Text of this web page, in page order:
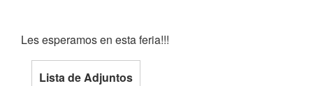
Les esperamos en esta feria!!!
Lista de Adjuntos